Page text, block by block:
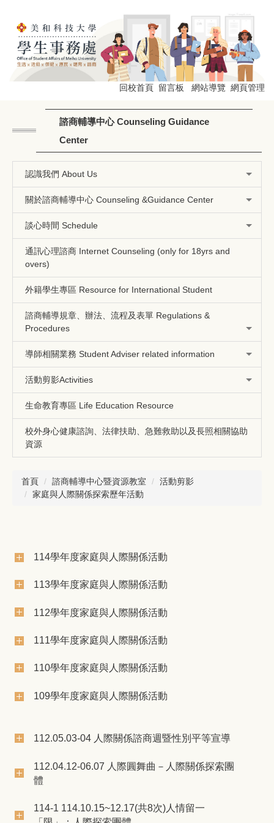
回校首頁 留言板 網站導覽 網頁管理
諮商輔導中心 Counseling Guidance
Center
認識我們 About Us
關於諮商輔導中心 Counseling &Guidance Center
談心時間 Schedule
通訊心理諮商 Internet Counseling (only for 18yrs and
overs)
外籍學生專區 Resource for International Student
諮商輔導規章、辦法、流程及表單 Regulations &
Procedures
導師相關業務 Student Adviser related information
活動剪影Activities
生命教育專區 Life Education Resource
校外身心健康諮詢、法律扶助、急難救助以及長照相關協助
資源
首頁 諮商輔導中心暨資源教室
活動剪影
家庭與人際關係探索歷年活動
114學年度家庭與人際關係活動
113學年度家庭與人際關係活動
112學年度家庭與人際關係活動
111學年度家庭與人際關係活動
110學年度家庭與人際關係活動
109學年度家庭與人際關係活動
112.05.03-04 人際關係諮商週暨性別平等宣導
112.04.12-06.07 人際圓舞曲－人際關係探索團
體
114-1 114.10.15~12.17(共8次)人情留一